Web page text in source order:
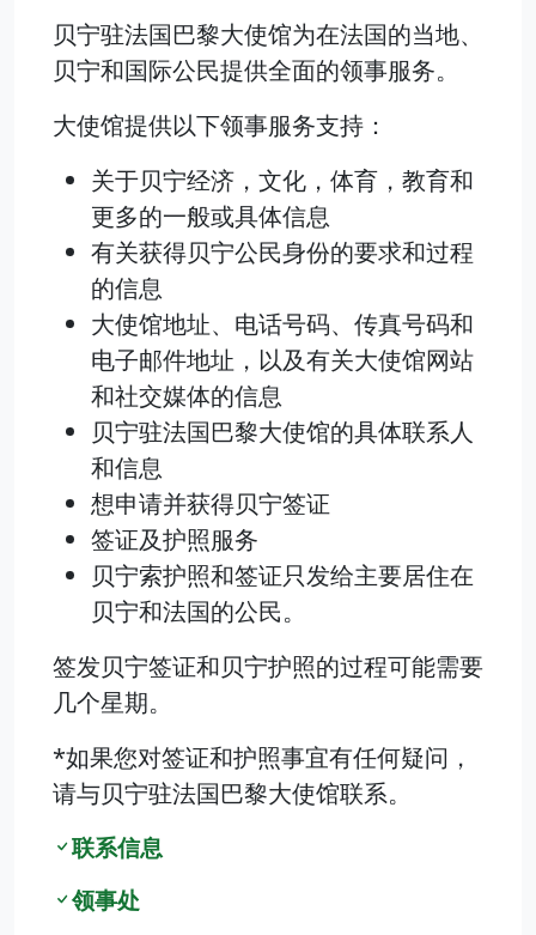
贝宁驻法国巴黎大使馆为在法国的当地、
贝宁和国际公民提供全面的领事服务。
大使馆提供以下领事服务支持：
关于贝宁经济，文化，体育，教育和
更多的一般或具体信息
有关获得贝宁公民身份的要求和过程
的信息
大使馆地址、电话号码、传真号码和
电子邮件地址，以及有关大使馆网站
和社交媒体的信息
贝宁驻法国巴黎大使馆的具体联系人
和信息
想申请并获得贝宁签证
签证及护照服务
贝宁索护照和签证只发给主要居住在
贝宁和法国的公民。
签发贝宁签证和贝宁护照的过程可能需要
几个星期。
*如果您对签证和护照事宜有任何疑问，
请与贝宁驻法国巴黎大使馆联系。
联系信息
领事处